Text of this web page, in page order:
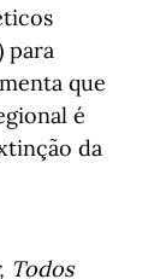
para
que
é
da
Todos